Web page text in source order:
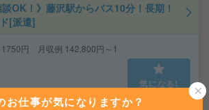
OK！》藤沢駅からバス10分！長期！
[派遣]
1750円 月収例 142,800円～1
10分、辻堂駅民間バス9分 ※
程度！ 自転車通勤可能！
気になる!
お仕事が気になりますか？